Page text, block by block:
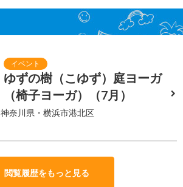
ゆずの樹（こゆず）庭ヨーガ
（椅子ヨーガ）（7月）
神奈川県・横浜市港北区
閲覧履歴をもっと見る